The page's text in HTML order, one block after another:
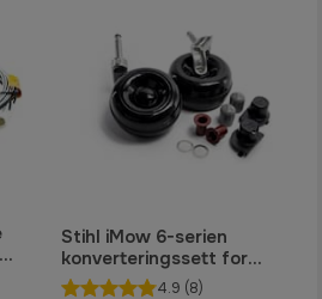
Stihl iMow 6-serien
konverteringssett for
forhjul
4.9 (8)